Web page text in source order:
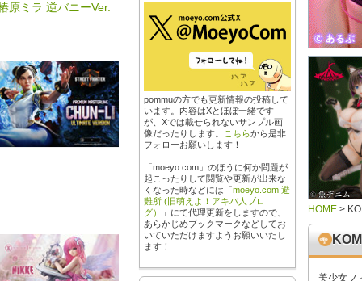
原ミラ 逆バニーVer.
pommuの方でも更新情報の投稿して
います。内容はXとほぼ一緒です
が、Xでは載せられないサンプル画
像だったりします。
こちらから是非
フォローお願いします！
「moeyo.com」のほうに何か問題が
起こったりして閲覧や更新が出来な
くなった時などには「moeyo.com 避
難所 (旧萌えよ！アキバ人ブロ
グ）
」にて代理更新をしますので、
あらかじめブックマークなどしてお
いていただけますようお願いいたし
ます！
HOME >
美少女フ